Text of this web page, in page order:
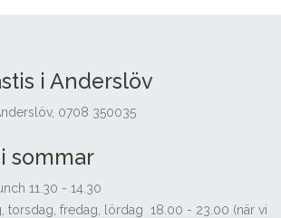
i Anderslöv
0708 350035
sommar
11.30 - 14.30
torsdag, fredag, lördag 18.00 - 23.00 (när vi